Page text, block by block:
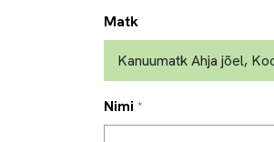
Matk
Nimi *